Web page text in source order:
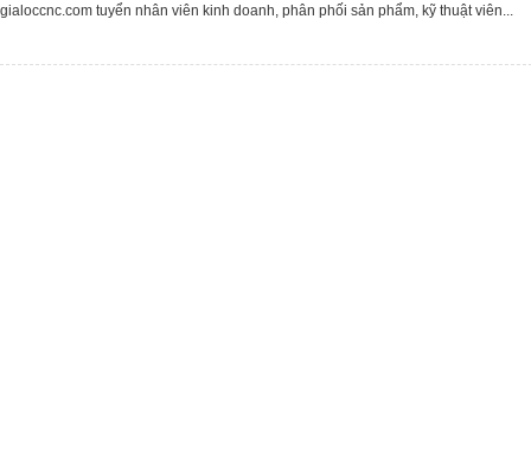
gialoccnc.com tuyển nhân viên kinh doanh, phân phối sản phẩm, kỹ thuật viên...